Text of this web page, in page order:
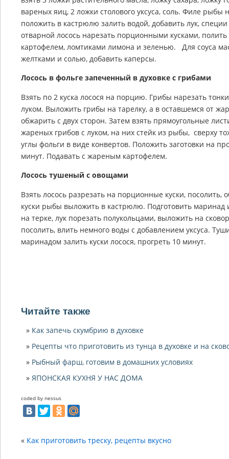
вареных яиц, 2 ложки столового уксуса, соль. Филе рыбы
положить в кастрюлю залить водой, добавить лук,
отварной лосось нарезать порционными кусками,
картофелем, ломтиками лимона и зеленью. Для соуса
желтками и солью, добавить каперсы.
Лосось в фольге запеченный в духовке с грибами
Взять по 2 куска лосося на порцию. Грибы нарезать
луком. Выложить грибы на тарелку, а в оставшемся от
обжарить с двух сторон. Затем взять прямоугольные
жареных грибов с луком, на них стейк из рыбы, сверху
углы фольги в виде конвертов. Положить заготовки на
минут. Подавать с жареным картофелем.
Лосось тушеный с овощами
Взять лосось разрезать на порционные куски,
куски рыбы выложить в кастрюлю. Подготовить
на терке, лук порезать полукольцами, выложить на
посолить, влить немного воды с добавлением уксуса.
маринадом залить куски лосося, прогреть 10 минут.
Читайте также
Как запечь скумбрию в духовке
Рецепты что приготовить из тунца в духовке и на
Рыбный фарш, готовим в домашних условиях
ЯПОНСКАЯ КУХНЯ У НАС ДОМА
coded by nessus
« Как приготовить треску, рецепты вкусно